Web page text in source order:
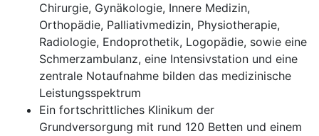
Chirurgie, Gynäkologie, Innere Medizin,
Orthopädie, Palliativmedizin, Physiotherapie,
Radiologie, Endoprothetik, Logopädie, sowie eine
Schmerzambulanz, eine Intensivstation und eine
zentrale Notaufnahme bilden das medizinische
Leistungsspektrum
Ein fortschrittliches Klinikum der
Grundversorgung mit rund 120 Betten und einem